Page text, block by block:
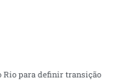
Rio para definir transição